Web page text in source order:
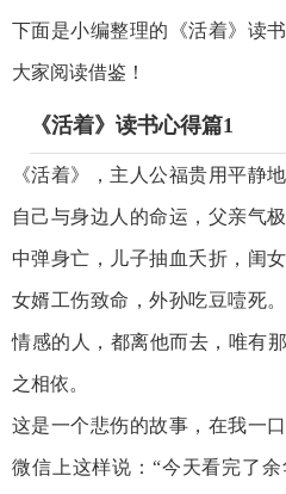
下面是小编整理的《活着》读
大家阅读借鉴！
《活着》读书心得篇1
《活着》，主人公福贵用平静
自己与身边人的命运，父亲气
中弹身亡，儿子抽血夭折，闺
女婿工伤致命，外孙吃豆噎死
情感的人，都离他而去，唯有
之相依。
这是一个悲伤的故事，在我一
微信上这样说：“今天看完了